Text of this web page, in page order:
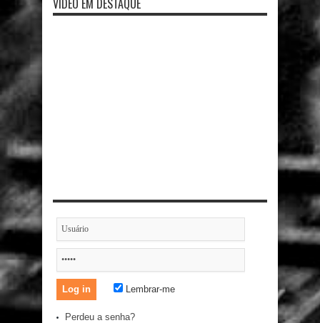
Lembrar-me
Perdeu a senha?